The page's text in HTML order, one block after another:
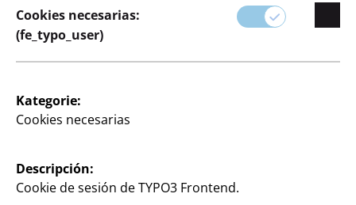
cualquier ocasión -desde cumpleaños y aniversarios
hasta celebraciones estacionales- en un
acontecimiento inolvidable.
Eche un vistazo a nuestra gama y encuentre todo lo
que necesita para una fiesta perfectamente
Cookies necesarias:
(fe_typo_user)
Kategorie:
Cookies necesarias
Descripción:
Cookie de sesión de TYPO3 Frontend.